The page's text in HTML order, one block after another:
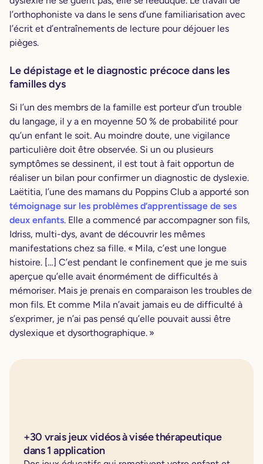
l’orthophoniste va dans le sens d’une familiarisation avec
l’écrit et d’entraînements de lecture pour déjouer les
pièges.
Le dépistage et le diagnostic précoce dans les
familles dys
Si l’un des membrs de la famille est porteur d’un trouble
du langage, il y a en moyenne 50 % de probabilité pour
qu’un enfant le soit. Au moindre doute, une vigilance
particulière doit être observée. Si un ou plusieurs
symptômes se dessinent, il est tout à fait opportun de
réaliser un bilan pour confirmer un diagnostic de dyslexie.
Laëtitia, l’une des mamans du Poppins Club a apporté son
témoignage sur les problèmes d’apprentissage de ses
deux enfants. Elle a commencé par accompagner son fils,
Idriss, multi-dys, avant de découvrir les mêmes
manifestations chez sa fille. « Mila, c’est une longue
histoire. […] C’est pendant le confinement que je me suis
aperçue qu’elle avait énormément de difficultés à
mémoriser. Mais je prenais en comparaison les troubles de
mon fils. Et comme Mila n’avait jamais eu de difficulté à
s’exprimer, je n’ai pas pensé qu’elle pouvait aussi être
dyslexique et dysorthographique. »
+30 vrais jeux vidéos à visée thérapeutique
dans 1 application